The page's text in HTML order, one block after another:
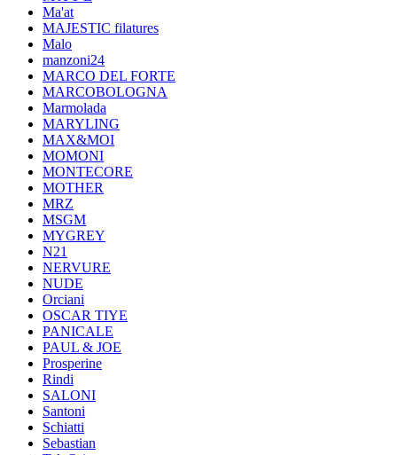
Ma'at
MAJESTIC filatures
Malo
manzoni24
MARCO DEL FORTE
MARCOBOLOGNA
Marmolada
MARYLING
MAX&MOI
MOMONI
MONTECORE
MOTHER
MRZ
MSGM
MYGREY
N21
NERVURE
NUDE
Orciani
OSCAR TIYE
PANICALE
PAUL & JOE
Prosperine
Rindi
SALONI
Santoni
Schiatti
Sebastian